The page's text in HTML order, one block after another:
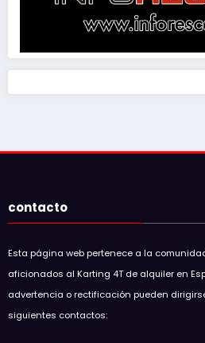
contacto
Esta página web pertenece a la
aficionados al Karting 4T de alquiler en
advertencia o rectificación pueden
siguientes contactos: